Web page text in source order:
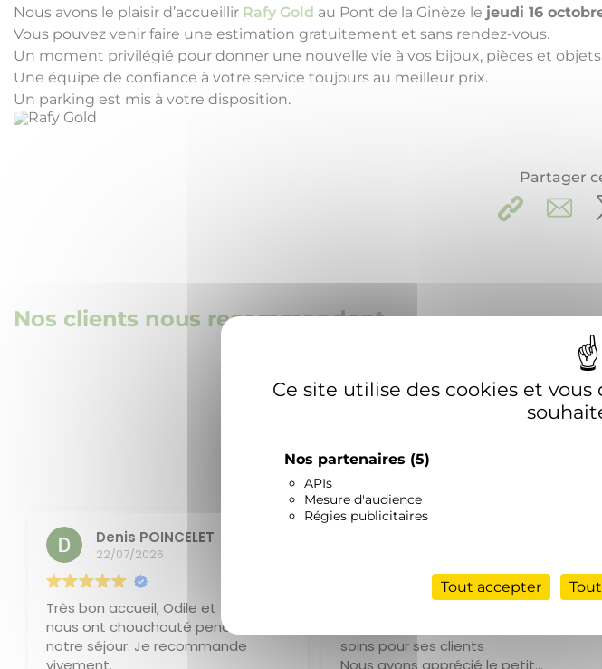
Ce site utilise des cookies et
Nos partenaires (5)
APIs
Mesure d'audience
Régies publicitaires
Tout accepter
Nous avons le plaisir d’accueillir Rafy Gold au Pont de la Ginèze le jeudi 16
Vous pouvez venir faire une estimation gratuitement et sans rendez-vous.
Un moment privilégié pour donner une nouvelle vie à vos bijoux, pièces et objets
Une équipe de confiance à votre service toujours au meilleur prix.
Un parking est mis à votre disposition.
Partager
Nos clients nous recommandent
Denis POINCELET
22/07/2026
Très bon accueil, Odile et Serge
nous ont chouchouté pendant tout
notre séjour. Je recommande
vivement.
soins pour ses clients
Nous avons apprécié le petit